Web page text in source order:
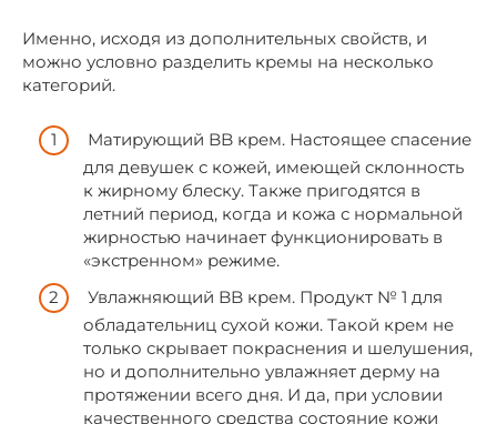
Именно, исходя из дополнительных свойств, и
можно условно разделить кремы на несколько
категорий.
Матирующий BB крем. Настоящее спасение
для девушек с кожей, имеющей склонность
к жирному блеску. Также пригодятся в
летний период, когда и кожа с нормальной
жирностью начинает функционировать в
«экстренном» режиме.
Увлажняющий BB крем. Продукт № 1 для
обладательниц сухой кожи. Такой крем не
только скрывает покраснения и шелушения,
но и дополнительно увлажняет дерму на
протяжении всего дня. И да, при условии
качественного средства состояние кожи